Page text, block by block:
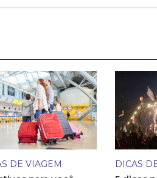
DE VIAGEM DICAS